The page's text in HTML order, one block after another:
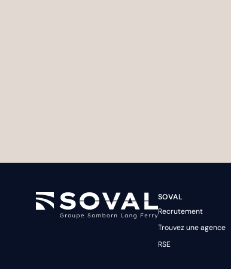
SOVAL
Recrutement
Trouvez une agence
RSE